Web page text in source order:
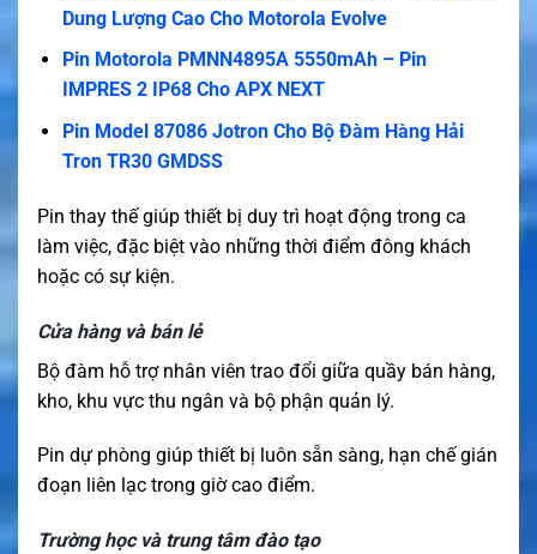
Dung Lượng Cao Cho Motorola Evolve
Pin Motorola PMNN4895A 5550mAh – Pin
IMPRES 2 IP68 Cho APX NEXT
Pin Model 87086 Jotron Cho Bộ Đàm Hàng Hải
Tron TR30 GMDSS
Pin thay thế giúp thiết bị duy trì hoạt động trong ca
làm việc, đặc biệt vào những thời điểm đông khách
hoặc có sự kiện.
Cửa hàng và bán lẻ
Bộ đàm hỗ trợ nhân viên trao đổi giữa quầy bán hàng,
kho, khu vực thu ngân và bộ phận quản lý.
Pin dự phòng giúp thiết bị luôn sẵn sàng, hạn chế gián
đoạn liên lạc trong giờ cao điểm.
Trường học và trung tâm đào tạo